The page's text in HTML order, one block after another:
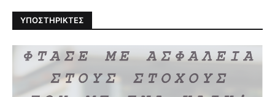
ΥΠΟΣΤΗΡΙΚΤΕΣ